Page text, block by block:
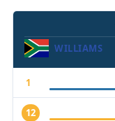
WILLIAMS
1
12